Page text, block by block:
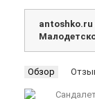
antoshko.ru
Обзор